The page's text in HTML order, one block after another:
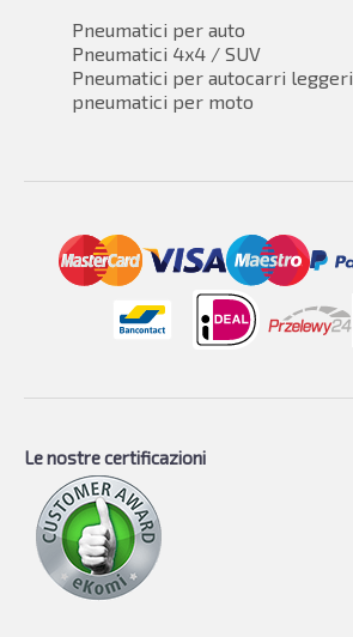
Pneumatici per auto
Pneumatici 4x4 / SUV
Pneumatici per autocarri leggeri
pneumatici per moto
Le nostre certificazioni